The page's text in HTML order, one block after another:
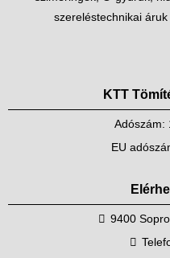
szereléstechnikai
KTT
Adószám:
EU
9400